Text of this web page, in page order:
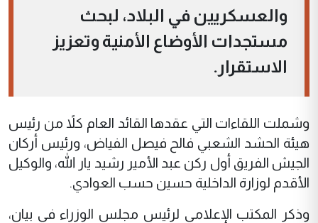
والعسكريين في البلاد، لبحث
مستجدات الأوضاع الأمنية وتعزيز
الاستقرار.
وشملت اللقاءات التي عقدها القائد العام كلاً من رئيس
هيئة الحشد الشعبي فالح فيصل الفياض، ورئيس أركان
الجيش الفريق أول ركن عبد الأمير رشيد يار الله، والوكيل
الأقدم لوزارة الداخلية حسين حسب العوادي.
وذكر المكتب الإعلامي لرئيس مجلس الوزراء في بيان،